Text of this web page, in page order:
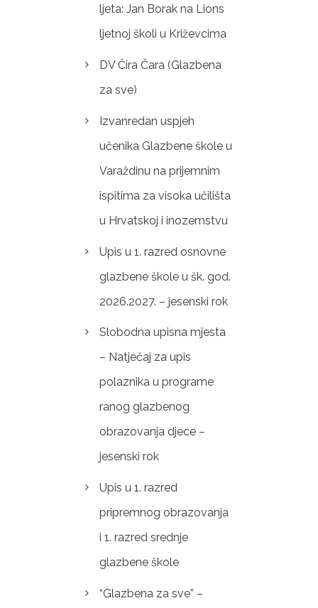
ljeta: Jan Borak na Lions
ljetnoj školi u Križevcima
DV Čira Čara (Glazbena
za sve)
Izvanredan uspjeh
učenika Glazbene škole u
Varaždinu na prijemnim
ispitima za visoka učilišta
u Hrvatskoj i inozemstvu
Upis u 1. razred osnovne
glazbene škole u šk. god.
2026.2027. – jesenski rok
Slobodna upisna mjesta
– Natječaj za upis
polaznika u programe
ranog glazbenog
obrazovanja djece –
jesenski rok
Upis u 1. razred
pripremnog obrazovanja
i 1. razred srednje
glazbene škole
“Glazbena za sve” –